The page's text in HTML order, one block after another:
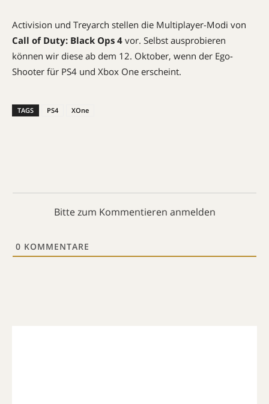
Activision und Treyarch stellen die Multiplayer-Modi von
Call of Duty: Black Ops 4 vor. Selbst ausprobieren
können wir diese ab dem 12. Oktober, wenn der Ego-
Shooter für PS4 und Xbox One erscheint.
TAGS PS4 XOne
Bitte zum Kommentieren anmelden
0 KOMMENTARE